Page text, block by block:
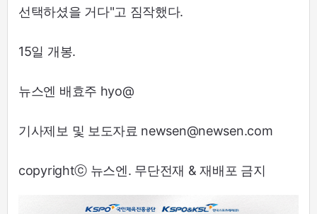
선택하셨을 거다"고 짐작했다.
15일 개봉.
뉴스엔 배효주 hyo@
기사제보 및 보도자료 newsen@newsen.com
copyrightⓒ 뉴스엔. 무단전재 & 재배포 금지